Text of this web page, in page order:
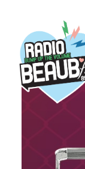
ÉMISSIONS